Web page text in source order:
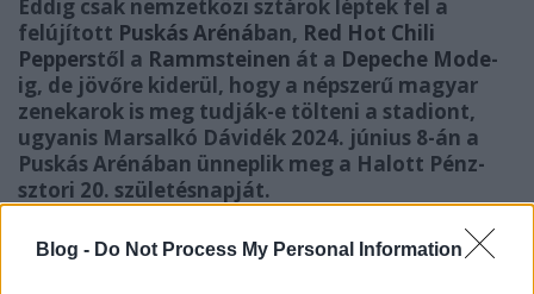
Blog - Do Not Process My Personal Information
Eddig csak nemzetközi sztárok léptek fel a
felújított Puskás Arénában, Red Hot Chili
Pepperstől a Rammsteinen át a Depeche Mode-
ig, de jövőre kiderül, hogy a népszerű magyar
zenekarok is meg tudják-e tölteni a stadiont,
ugyanis Marsalkó Dávidék 2024. június 8-án a
Puskás Arénában ünneplik meg a Halott Pénz-
sztori 20. születésnapját.
2004-ben jelentek meg Marsalkó Dávidelső dalai